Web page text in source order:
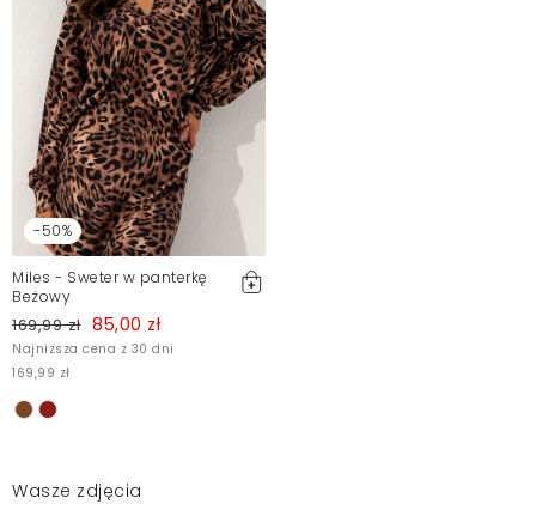
-50%
Miles - Sweter w panterkę
Beżowy
169,99 zł 85,00 zł
Najniższa cena z 30 dni
169,99 zł
Wasze zdjęcia